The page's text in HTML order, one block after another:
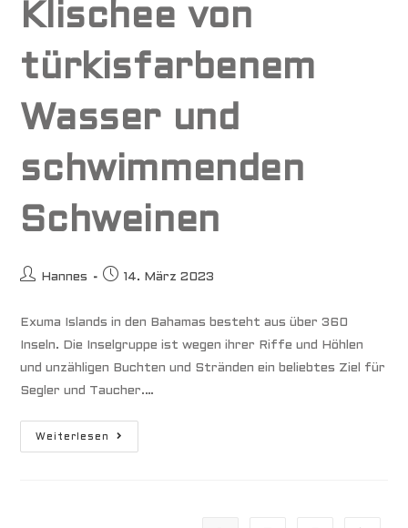
Klischee von
türkisfarbenem
Wasser und
schwimmenden
Schweinen
Beitrags-
Hannes
Beitrag
14. März 2023
Exuma Islands in den Bahamas besteht aus über 360
Inseln. Die Inselgruppe ist wegen ihrer Riffe und Höhlen
und unzähligen Buchten und Stränden ein beliebtes Ziel für
Segler und Taucher.…
Weiterlesen
Bahamas